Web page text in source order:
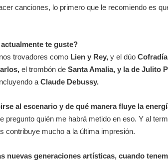
canciones, lo primero que le recomiendo es
te guste?
trovadores como Lien y Rey, y el dúoCofradía
el trombón deSanta Amalia, y la de Julito
aClaude Debussy.
al escenario y de qué manera fluye la
pregunto quién me habrá metido en eso. Y al
contribuye mucho a la última impresión.
nuevas generaciones artísticas, cuando